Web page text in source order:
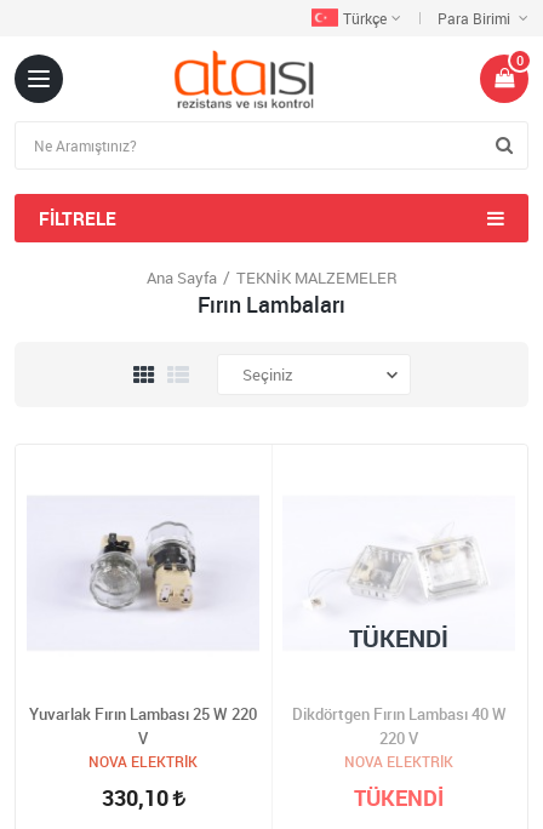
Türkçe Para Birimi
0
FILTRELE
Ana Sayfa TEKNİK MALZEMELER
Fırın Lambaları
Yuvarlak Fırın Lambası 25 W 220
V
NOVA ELEKTRİK
330,10
Dikdörtgen Fırın Lambası 40 W
220 V
NOVA ELEKTRİK
TÜKENDİ
TÜKENDI